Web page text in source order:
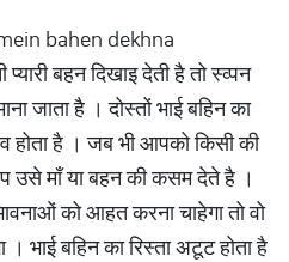
bahen dekhna
बहन दिखाइ देती है तो स्व्पन
जाता है । दोस्तों भाई बहिन का
होता है । जब भी आपको किसी की
उसे माँ या बहन की कसम देते है ।
को आहत करना चाहेगा तो वो
। भाई बहिन का रिस्ता अटूट होता है